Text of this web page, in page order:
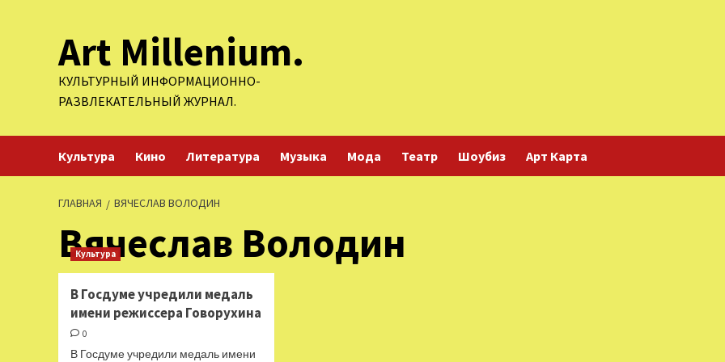
содержимомуArt Millenium.
КУЛЬТУРНЫЙ ИНФОРМАЦИОННО-
РАЗВЛЕКАТЕЛЬНЫЙ ЖУРНАЛ.
Культура Кино Литература Музыка Мода Театр Шоубиз Арт Карта
ГЛАВНАЯ ВЯЧЕСЛАВ ВОЛОДИН
Вячеслав Володин
Культура
В Госдуме учредили медаль
имени режиссера Говорухина
0
В Госдуме учредили медаль имени